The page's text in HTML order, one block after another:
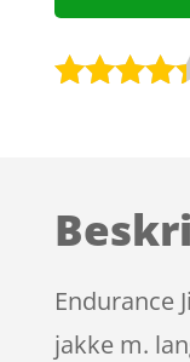
på
mmelser
Endurance
jakke m.